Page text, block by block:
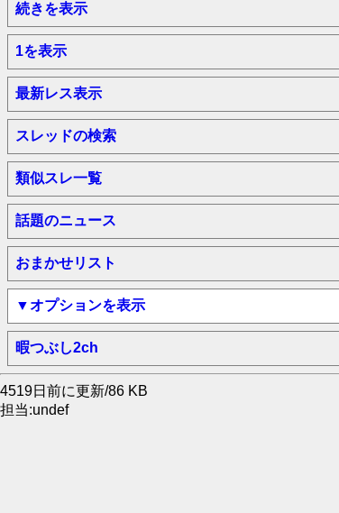
続きを表示
1を表示
最新レス表示
スレッドの検索
類似スレ一覧
話題のニュース
おまかせリスト
▼オプションを表示
暇つぶし2ch
4519日前に更新/86 KB
担当:undef